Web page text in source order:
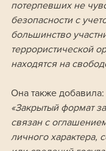
потерпевших не
безопасности с
большинство
террористической
находятся на
Она также добавила:
«Закрытый формат
связан с
личного характера,